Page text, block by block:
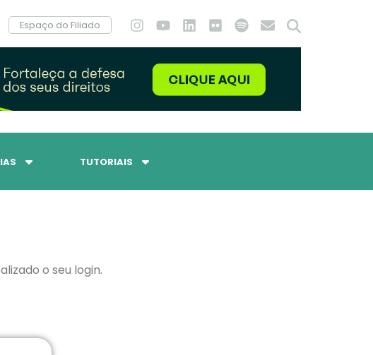
Espaço do Filiado
TUTORIAIS
o seu login.